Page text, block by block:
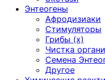
Энтеогены
Афродизиаки
Стимуляторы
Грибы (х)
Чистка
Семена
Другое